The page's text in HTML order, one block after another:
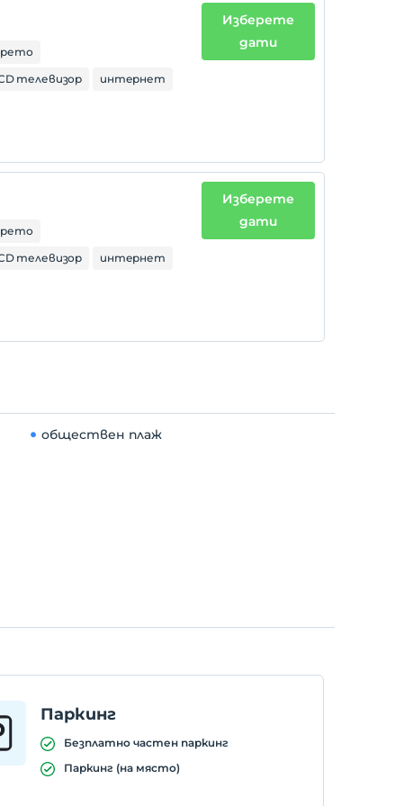
телевизор
интернет
Изберете
дати
телевизор
интернет
Изберете
дати
обществен плаж
Паркинг
Безплатно частен паркинг
Паркинг (на място)